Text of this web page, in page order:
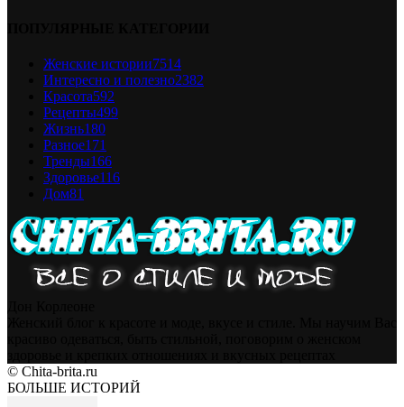
Женские истории7514
Интересно и полезно2382
Красота592
Рецепты499
Жизнь180
Разное171
Тренды166
Здоровье116
Дом81
© Chita-brita.ru
БОЛЬШЕ ИСТОРИЙ